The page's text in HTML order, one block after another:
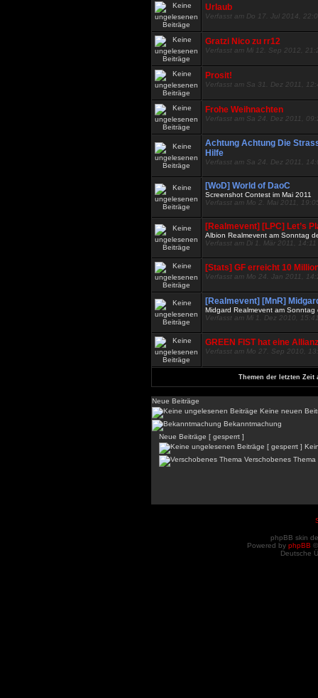
Urlaub
Verfasst am Do 17. Jul 2014,
Gratzi Nico zu rr12
Verfasst am Mi 12. Sep 2012,
Prosit!
Verfasst am Sa 31. Dez 2011,
Frohe Weihnachten
Verfasst am Sa 24. Dez 2011,
Achtung Achtung Die
Hilfe
Verfasst am Sa 24. Dez 2011,
[WoD] World of DaoC
Screenshot Contest im Mai 2011
Verfasst am Mo 2. Mai 2011,
[Realmevent] [LPC] Let’s
Albion Realmevent am Sonntag
Verfasst am Di 1. Mär 2011, 14:11
[Stats] GF erreicht 10
Verfasst am Mo 24. Jan 2011,
[Realmevent] [MnR]
Midgard Realmevent am
Verfasst am Mi 1. Dez 2010,
GREEN FIST hat eine Allianz
Verfasst am Mo 27. Sep 2010,
Themen der letzten Zeit
Neue Beiträge
Keine neuen
Bekanntmachung
Neue Beiträge [ gesperrt ]
Verschobenes Thema
phpBB skin
Powered by phpBB
Deutsche